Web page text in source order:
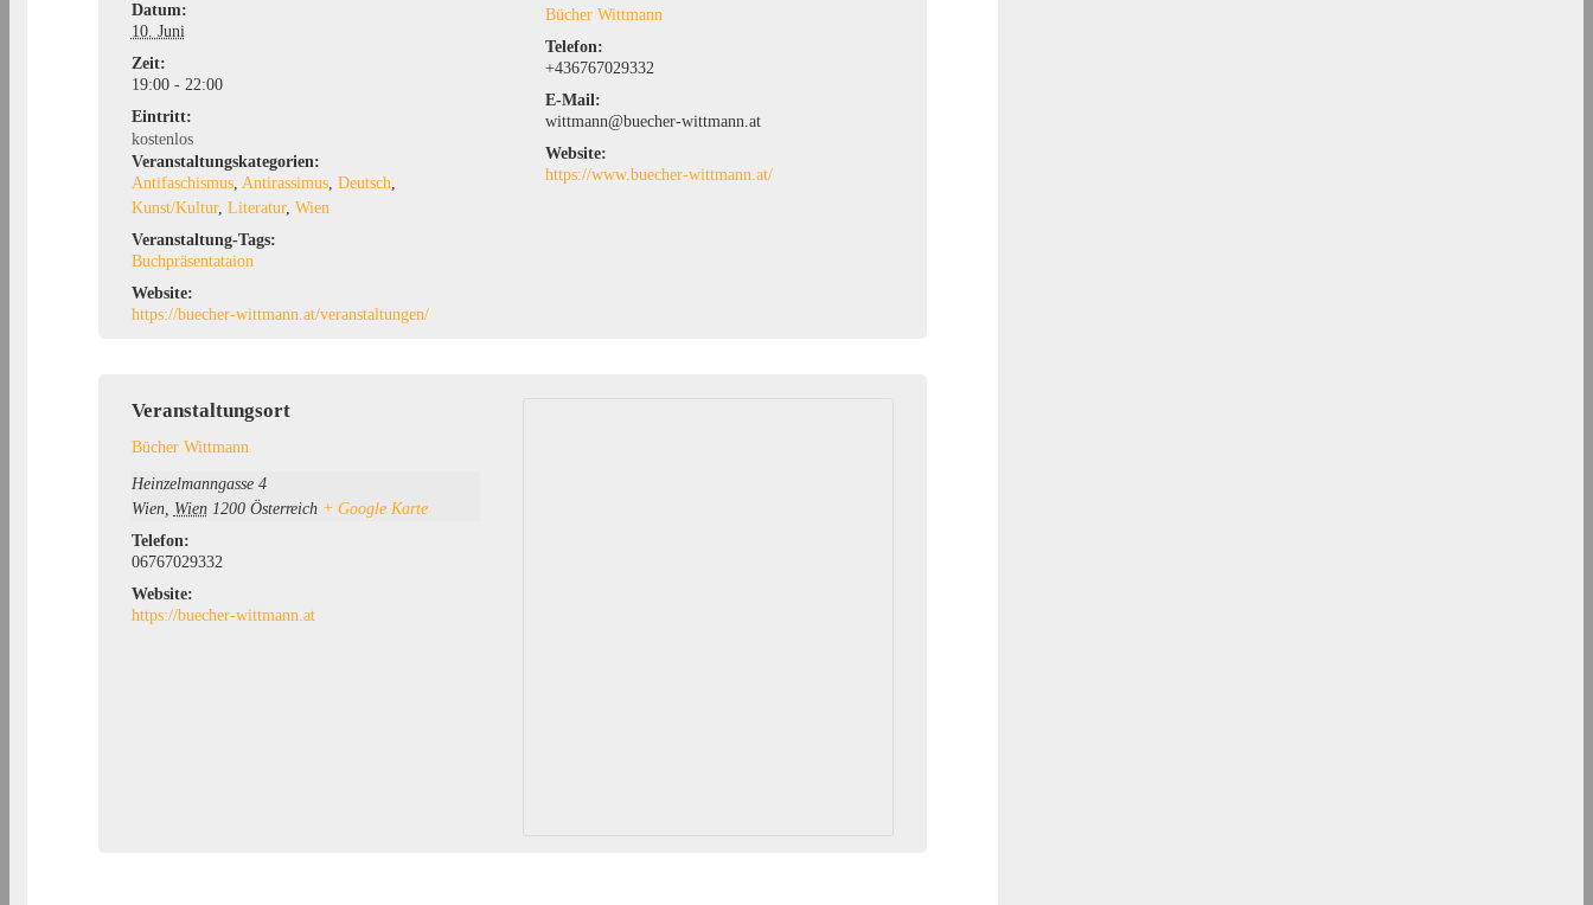
Datum:
10. Juni
Zeit:
19:00 - 22:00
Eintritt:
kostenlos
Veranstaltungskategorien:
Antifaschismus, Antirassimus, Deutsch,
Kunst/Kultur, Literatur, Wien
Veranstaltung-Tags:
Buchpräsentataion
Website:
https://buecher-wittmann.at/veranstaltungen/
Bücher Wittmann
Telefon:
+436767029332
E-Mail:
wittmann@buecher-wittmann.at
Website:
https://www.buecher-wittmann.at/
Veranstaltungsort
Bücher Wittmann
Heinzelmanngasse 4
Wien, Wien 1200 Österreich + Google Karte
Telefon:
06767029332
Website:
https://buecher-wittmann.at